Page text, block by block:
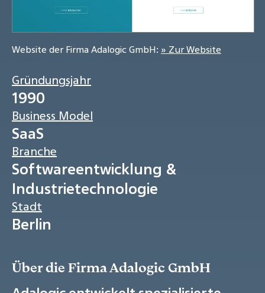
Website der Firma Adalogic GmbH: » Zur Website
Gründungsjahr
1990
Business Model
SaaS
Branche
Softwareentwicklung &
Industrietechnologie
Stadt
Berlin
Über die Firma Adalogic GmbH